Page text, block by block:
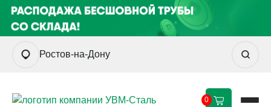
Ростов-на-Дону
0